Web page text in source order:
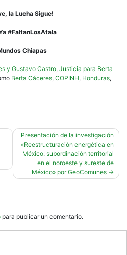
la Lucha Sigue!
#FaltanLosAtala
Chiapas
y Gustavo Castro, Justicia para Berta
Berta Cáceres, COPINH, Honduras,
Presentación de la investigación
«Reestructuración energética en
México: subordinación territorial
en el noroeste y sureste de
México» por GeoComunes
para publicar un comentario.